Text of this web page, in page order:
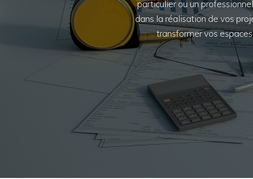
particulier ou un
dans la réalisation de vos
transformer vos